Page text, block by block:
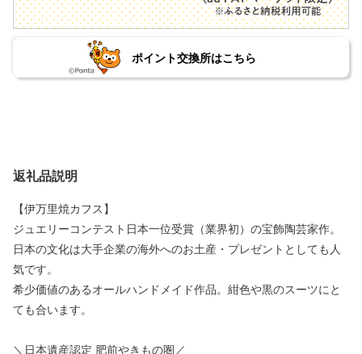
ポイント交換所はこちら
返礼品説明
【伊万里焼カフス】
ジュエリーコンテスト日本一位受賞（業界初）の宝飾陶芸家作。
日本の文化は大手企業の海外へのお土産・プレゼントとしても人
気です。
希少価値のあるオールハンドメイド作品。紺色や黒のスーツにと
ても合います。
＼日本遺産認定 肥前やきもの圏／